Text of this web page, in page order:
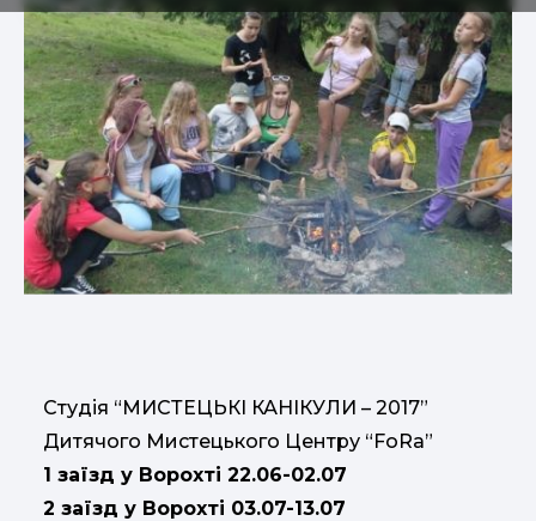
Студія “МИСТЕЦЬКІ КАНІКУЛИ – 2017”
Дитячого Мистецького Центру “FoRa”
1 заїзд у Ворохті 22.06-02.07
2 заїзд у Ворохті 03.07-13.07